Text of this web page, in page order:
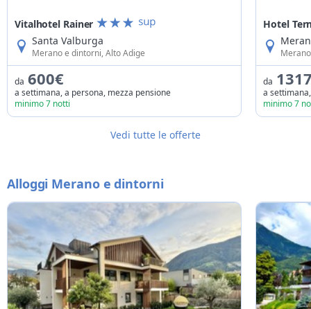
Vitalhotel Rainer
Santa Valburga
Merano e dintorni, Alto Adige
da 600€
a settimana, a persona, mezza pensione
minimo 7 notti
Hotel
da
a
minimo 7
Vedi tutte le offerte
Alloggi Merano e dintorni